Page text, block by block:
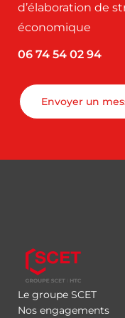
d’élaboration de
économique
06 74 54 02 94
Envoyer un
Le groupe SCET
Nos engagements